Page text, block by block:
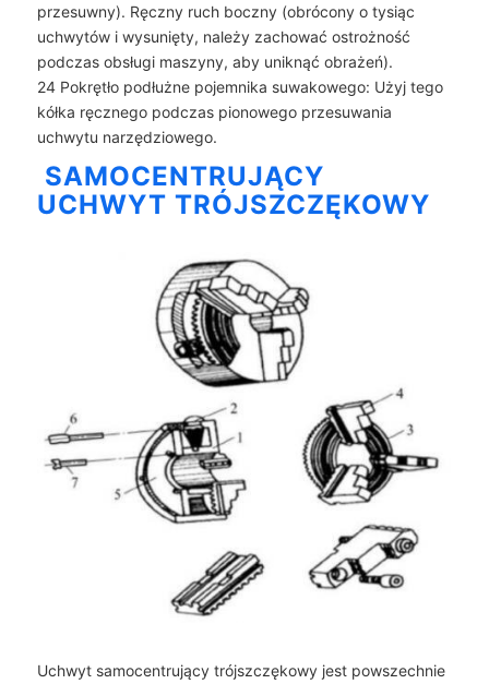
przesuwny). Ręczny ruch boczny (obrócony o tysiąc
uchwytów i wysunięty, należy zachować ostrożność
podczas obsługi maszyny, aby uniknąć obrażeń).
24 Pokrętło podłużne pojemnika suwakowego: Użyj tego
kółka ręcznego podczas pionowego przesuwania
uchwytu narzędziowego.
SAMOCENTRUJĄCY
UCHWYT TRÓJSZCZĘKOWY
Uchwyt samocentrujący trójszczękowy jest powszechnie